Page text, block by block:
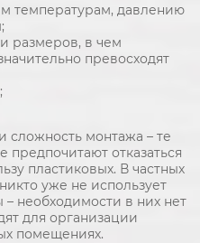
температурам, давлению
размеров, в чем
превосходят
сложность монтажа – те
отказаться
пластиковых. В частных
уже не использует
необходимости в них нет
для организации
помещениях.